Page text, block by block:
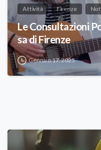
Attività Firenze
Le Consultazioni
sa di Firenze
Gennaio 17, 2025